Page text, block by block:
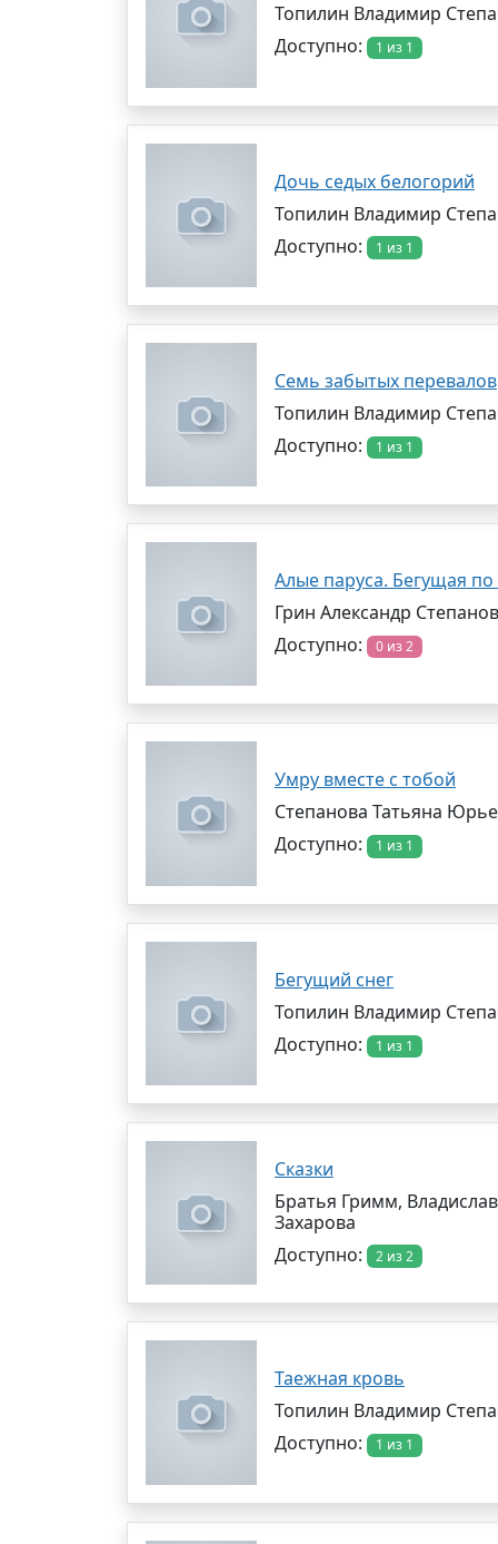
Топилин Владимир
Доступно:
1 из 1
Дочь седых белогорий
Топилин Владимир
Доступно:
1 из 1
Семь забытых перевалов
Топилин Владимир
Доступно:
1 из 1
Алые паруса. Бегущая
Грин Александр
Доступно:
0 из 2
Умру вместе с тобой
Степанова Татьяна
Доступно:
1 из 1
Бегущий снег
Топилин Владимир
Доступно:
1 из 1
Сказки
Братья Гримм,
Захарова
Доступно:
2 из 2
Таежная кровь
Топилин Владимир
Доступно:
1 из 1